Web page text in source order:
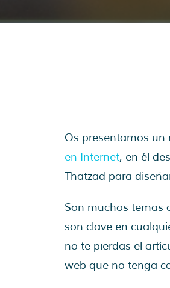
Os presentamos
en Internet, en él
Thatzad para
Son muchos temas
son clave en
no te pierdas el
web que no tenga